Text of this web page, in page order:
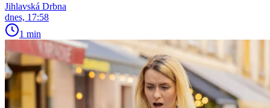
Jihlavská Drbna
dnes, 17:58
1 min